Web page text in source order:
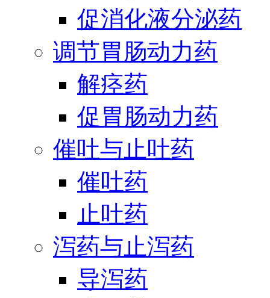
促消化液分泌药
调节胃肠动力药
解痉药
促胃肠动力药
催吐与止吐药
催吐药
止吐药
泻药与止泻药
导泻药